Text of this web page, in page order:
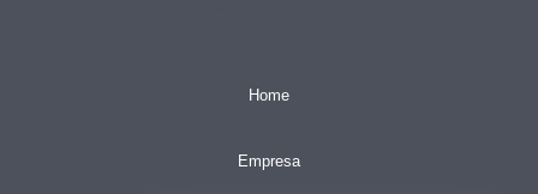
Home
Empresa